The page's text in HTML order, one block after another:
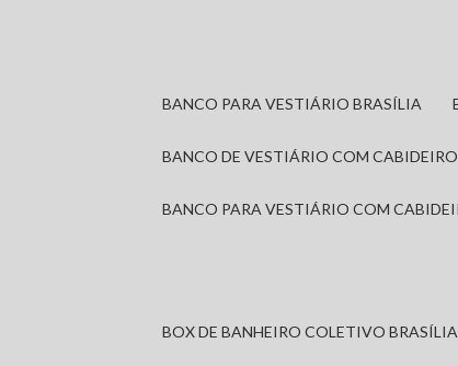
BANCO PARA VESTIÁRIO BRASÍLIA
BANCO DE VESTIÁRIO COM CABIDEIRO
BANCO PARA VESTIÁRIO COM
BOX DE BANHEIRO COLETIVO BRASÍLIA